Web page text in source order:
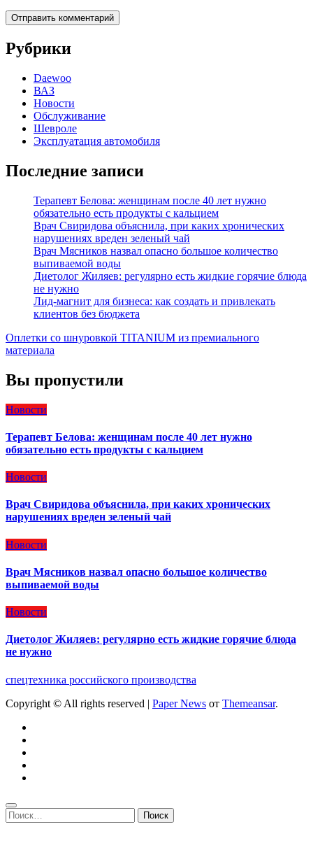
Рубрики
Daewoo
ВАЗ
Новости
Обслуживание
Шевроле
Эксплуатация автомобиля
Последние записи
Терапевт Белова: женщинам после 40 лет нужно
обязательно есть продукты с кальцием
Врач Свиридова объяснила, при каких хронических
нарушениях вреден зеленый чай
Врач Мясников назвал опасно большое количество
выпиваемой воды
Диетолог Жиляев: регулярно есть жидкие горячие блюда
не нужно
Лид-магнит для бизнеса: как создать и привлекать
клиентов без бюджета
Оплетки со шнуровкой TITANIUM из премиального
материала
Вы пропустили
Новости
Терапевт Белова: женщинам после 40 лет нужно
обязательно есть продукты с кальцием
Новости
Врач Свиридова объяснила, при каких хронических
нарушениях вреден зеленый чай
Новости
Врач Мясников назвал опасно большое количество
выпиваемой воды
Новости
Диетолог Жиляев: регулярно есть жидкие горячие блюда
не нужно
спецтехника российского производства
Copyright © All rights reserved | Paper News от Themeansar.
Найти: